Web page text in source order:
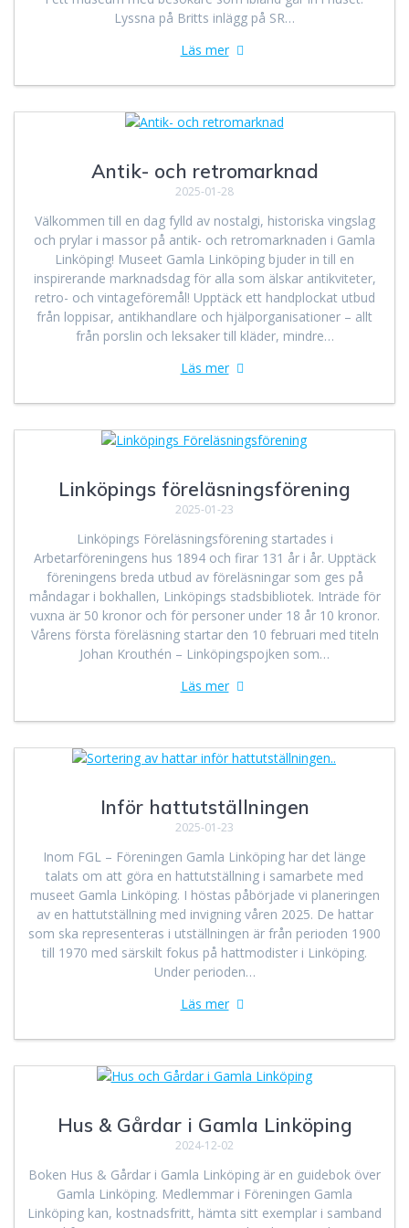
Lyssna på Britts inlägg på SR…
Läs mer
Antik- och retromarknad
2025-01-28
Välkommen till en dag fylld av nostalgi, historiska vingslag
och prylar i massor på antik- och retromarknaden i Gamla
Linköping! Museet Gamla Linköping bjuder in till en
inspirerande marknadsdag för alla som älskar antikviteter,
retro- och vintageföremål! Upptäck ett handplockat utbud
från loppisar, antikhandlare och hjälporganisationer – allt
från porslin och leksaker till kläder, mindre…
Läs mer
Linköpings föreläsningsförening
2025-01-23
Linköpings Föreläsningsförening startades i
Arbetarföreningens hus 1894 och firar 131 år i år. Upptäck
föreningens breda utbud av föreläsningar som ges på
måndagar i bokhallen, Linköpings stadsbibliotek. Inträde för
vuxna är 50 kronor och för personer under 18 år 10 kronor.
Vårens första föreläsning startar den 10 februari med titeln
Johan Krouthén – Linköpingspojken som…
Läs mer
Inför hattutställningen
2025-01-23
Inom FGL – Föreningen Gamla Linköping har det länge
talats om att göra en hattutställning i samarbete med
museet Gamla Linköping. I höstas påbörjade vi planeringen
av en hattutställning med invigning våren 2025. De hattar
som ska representeras i utställningen är från perioden 1900
till 1970 med särskilt fokus på hattmodister i Linköping.
Under perioden…
Läs mer
Hus & Gårdar i Gamla Linköping
2024-12-02
Boken Hus & Gårdar i Gamla Linköping är en guidebok över
Gamla Linköping. Medlemmar i Föreningen Gamla
Linköping kan, kostnadsfritt, hämta sitt exemplar i samband